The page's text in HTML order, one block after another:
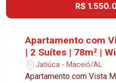
R$
Apartamento com
| 2 Suítes | 78m² |
Jatiúca - Maceió/AL
Apartamento com Vista